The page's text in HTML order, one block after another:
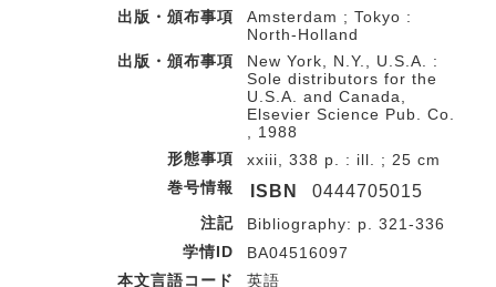
出版・頒布事項
Amsterdam ; Tokyo :
North-Holland
出版・頒布事項
New York, N.Y., U.S.A. :
Sole distributors for the
U.S.A. and Canada,
Elsevier Science Pub. Co.
, 1988
形態事項
xxiii, 338 p. : ill. ; 25 cm
巻号情報
ISBN 0444705015
注記
Bibliography: p. 321-336
学情ID
BA04516097
本文言語コード
英語